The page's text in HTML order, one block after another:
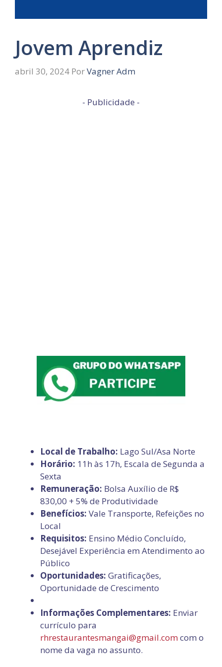
Jovem Aprendiz
abril 30, 2024 PorVagner Adm
- Publicidade -
Local de Trabalho: Lago Sul/Asa Norte
Horário: 11h às 17h, Escala de Segunda a
Sexta
Remuneração: Bolsa Auxílio de R$
830,00 + 5% de Produtividade
Benefícios: Vale Transporte, Refeições no
Local
Requisitos: Ensino Médio Concluído,
Desejável Experiência em Atendimento ao
Público
Oportunidades: Gratificações,
Oportunidade de Crescimento
Informações Complementares: Enviar
currículo para
rhrestaurantesmangai@gmail.comcom o
nome da vaga no assunto.